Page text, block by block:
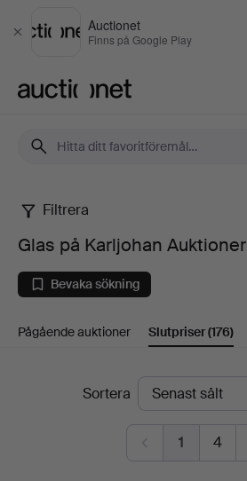
Stäng
Auctionet
Finns på Google Play
Glas
på
Karljohan
Auktioner
Filtrera
Glas på Karljohan Auktioner
Bevaka sökning
Pågående auktioner Slutpriser(176)
SlutpriserSortera
1 4